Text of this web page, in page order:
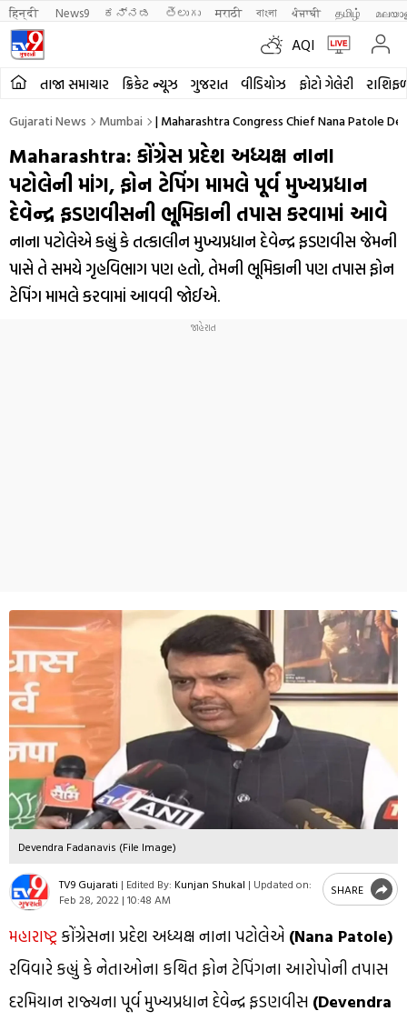
हिन्दी News9 ಕನ್ನಡ తెలుగు मराठी বাংলা ਪੰਜਾਬੀ தமிழ்
AQI
તાજા સમાચાર ક્રિકેટ ન્યૂઝ ગુજરાત વીડિયોઝ ફોટો ગેલેરી
Gujarati News Mumbai | Maharashtra Congress Chief Nana Patole
Maharashtra: કોંગ્રેસ પ્રદેશ અધ્યક્ષ નાના
પટોલેની માંગ, ફોન ટેપિંગ મામલે પૂર્વ મુખ્યપ્રધાન
દેવેન્દ્ર ફડણવીસની ભૂમિકાની તપાસ કરવામાં આવે
નાના પટોલેએ કહ્યું કે તત્કાલીન મુખ્યપ્રધાન દેવેન્દ્ર ફડણવીસ જેમની
પાસે તે સમયે ગૃહવિભાગ પણ હતો, તેમની ભૂમિકાની પણ તપાસ ફોન
ટેપિંગ મામલે કરવામાં આવવી જોઈએ.
Devendra Fadanavis (File Image)
TV9 Gujarati | Edited By: Kunjan Shukal | Updated on:
Feb 28, 2022 | 10:48 AM
SHARE
મહારાષ્ટ્ર કોંગ્રેસના પ્રદેશ અધ્યક્ષ નાના પટોલેએ (Nana Patole)
રવિવારે કહ્યું કે નેતાઓના કથિત ફોન ટેપિંગના આરોપોની તપાસ
દરમિયાન રાજ્યના પૂર્વ મુખ્યપ્રધાન દેવેન્દ્ર ફડણવીસ (Devendra